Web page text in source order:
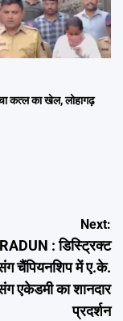
कत्ल का खेल, लोहागढ़
Next:
: डिस्ट्रिक्ट
चैंपियनशिप में ए.के.
एकेडमी का शानदार
प्रदर्शन